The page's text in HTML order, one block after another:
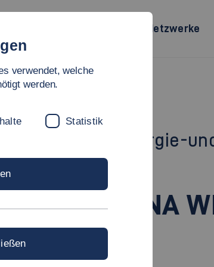
Netzwerke
Energie-
NAT.BETTINA
verwendet, welche
werden.
Statistik